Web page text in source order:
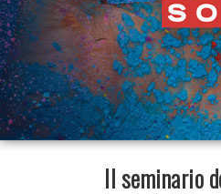
Il seminario